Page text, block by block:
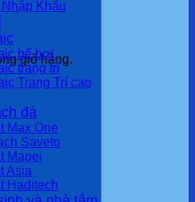
giỏ hàng.
Khẩu
bể bơi
trang trí
Trang Trí cao
đá
Max One
Saveto
Mapei
Asia
Haditech